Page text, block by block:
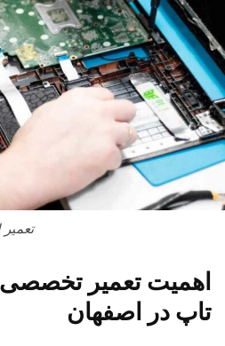
تعمیر
اهمیت تعمیر
تاپ در اصفهان